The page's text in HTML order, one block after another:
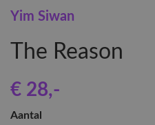
Yim Siwan
The Reason
€ 28,-
Aantal